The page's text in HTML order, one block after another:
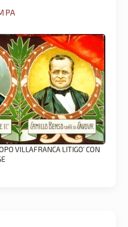
VILLAFRANCA LITIGO’ CON